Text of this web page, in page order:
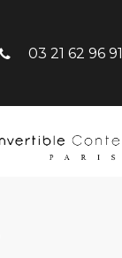
03 21 62 96 91